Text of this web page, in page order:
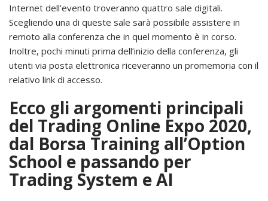
Internet dell’evento troveranno quattro sale digitali.
Scegliendo una di queste sale sarà possibile assistere in
remoto alla conferenza che in quel momento è in corso.
Inoltre, pochi minuti prima dell’inizio della conferenza, gli
utenti via posta elettronica riceveranno un promemoria con il
relativo link di accesso.
Ecco gli argomenti principali
del Trading Online Expo 2020,
dal Borsa Training all’Option
School e passando per
Trading System e AI